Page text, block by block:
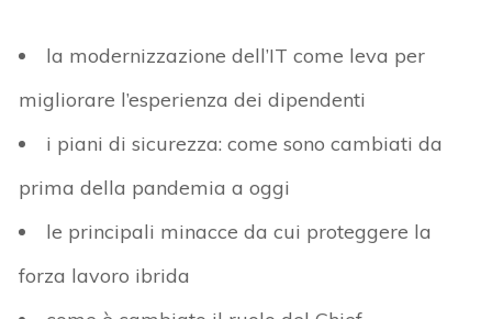
la modernizzazione dell’IT come leva per
migliorare l’esperienza dei dipendenti
i piani di sicurezza: come sono cambiati da
prima della pandemia a oggi
le principali minacce da cui proteggere la
forza lavoro ibrida